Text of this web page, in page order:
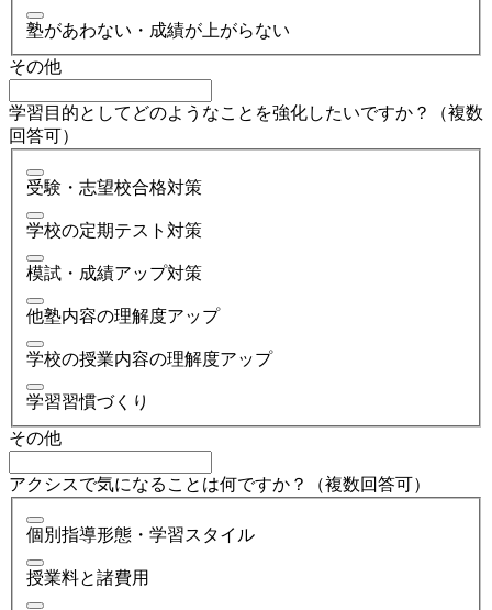
塾があわない・成績が上がらない
その他
学習目的としてどのようなことを強化したいですか？（複数
回答可）
受験・志望校合格対策
学校の定期テスト対策
模試・成績アップ対策
他塾内容の理解度アップ
学校の授業内容の理解度アップ
学習習慣づくり
その他
アクシスで気になることは何ですか？（複数回答可）
個別指導形態・学習スタイル
授業料と諸費用